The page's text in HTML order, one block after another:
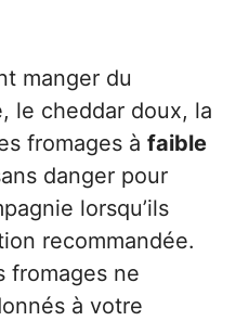
manger du
le cheddar doux, la
fromages à faible
danger pour
lorsqu’ils
recommandée.
fromages ne
à votre